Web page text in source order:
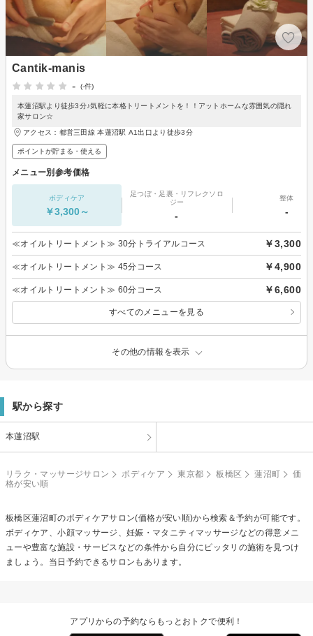
Cantik-manis
-
(-件)
本蓮沼駅より徒歩3分♪気軽に本格トリートメントを！！アットホームな雰囲気の隠れ
家サロン☆
アクセス：都営三田線 本蓮沼駅 A1出口より徒歩3分
ポイントが貯まる・使える
メニュー別参考価格
ボディケア
￥3,300～
足つぼ・足裏・リフレクソロ
ジー
-
整体
-
≪オイルトリートメント≫ 30分トライアルコース ￥3,300
≪オイルトリートメント≫ 45分コース ￥4,900
≪オイルトリートメント≫ 60分コース ￥6,600
すべてのメニューを見る
その他の情報を表示
駅から探す
本蓮沼駅
リラク・マッサージサロン ボディケア 東京都 板橋区 蓮沼町
価
格が安い順
板橋区蓮沼町のボディケアサロン(価格が安い順)から検索＆予約が可能です。
ボディケア、小顔マッサージ、妊娠・マタニティマッサージなどの得意メニ
ューや豊富な施設・サービスなどの条件から自分にピッタリの施術を見つけ
ましょう。当日予約できるサロンもあります。
アプリからの予約ならもっとおトクで便利！